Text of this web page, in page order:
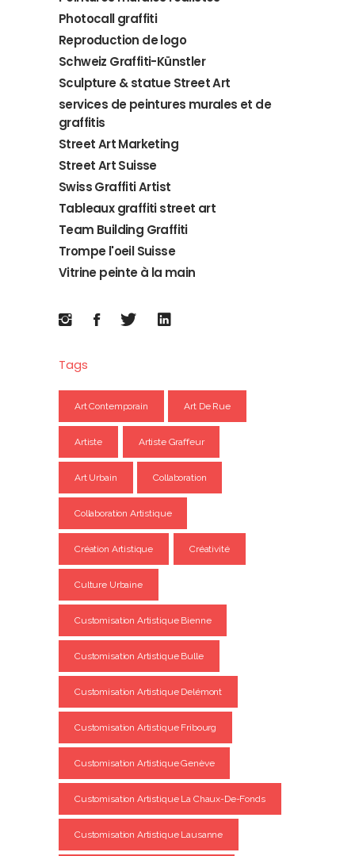
Photocall graffiti
Reproduction de logo
Schweiz Graffiti-Künstler
Sculpture & statue Street Art
services de peintures murales et de
graffitis
Street Art Marketing
Street Art Suisse
Swiss Graffiti Artist
Tableaux graffiti street art
Team Building Graffiti
Trompe l'oeil Suisse
Vitrine peinte à la main
Tags
Art Contemporain Art De Rue
Artiste Artiste Graffeur
Art Urbain Collaboration
Collaboration Artistique
Création Artistique Créativité
Culture Urbaine
Customisation Artistique Bienne
Customisation Artistique Bulle
Customisation Artistique Delémont
Customisation Artistique Fribourg
Customisation Artistique Genève
Customisation Artistique La Chaux-De-Fonds
Customisation Artistique Lausanne